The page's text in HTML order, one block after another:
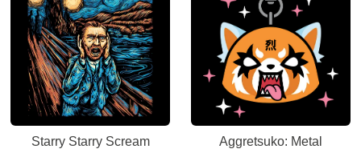
Starry Starry Scream
Aggretsuko: Metal